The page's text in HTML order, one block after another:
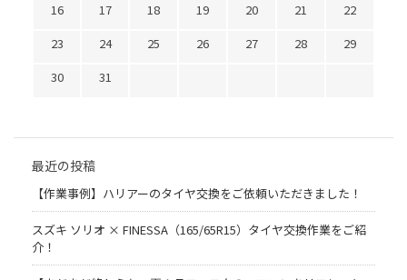
16
17 18 19 20 21
22
23
24 25 26 27 28
29
30
31
最近の投稿
【作業事例】ハリアーのタイヤ交換をご依頼いただきました！
スズキ ソリオ × FINESSA（165/65R15）タイヤ交換作業をご紹
介！